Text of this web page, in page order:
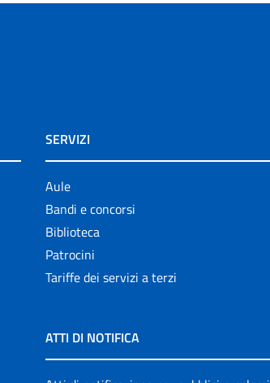
SERVIZI
Aule
Bandi e concorsi
Biblioteca
Patrocini
Tariffe dei servizi a terzi
ATTI DI NOTIFICA